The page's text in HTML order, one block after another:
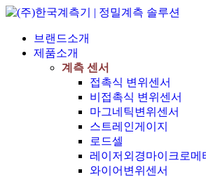
브랜드소개
제품소개
계측 센서
접촉식 변위센서
비접촉식 변위센서
마그네틱변위센서
스트레인게이지
로드셀
레이저외경마이크로메
와이어변위센서